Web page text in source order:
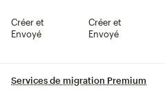
Créer et
Envoyé
Créer et
Envoyé
Services de migration Premium